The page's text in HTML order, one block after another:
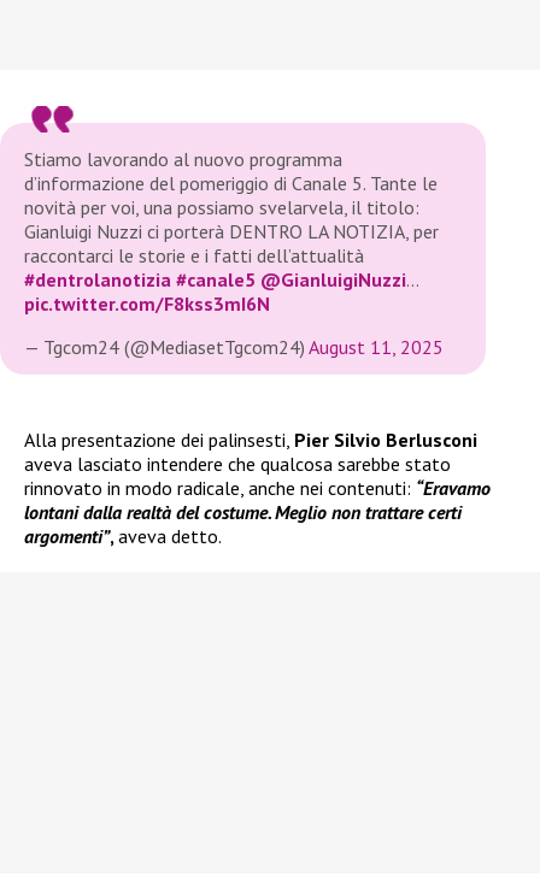
Stiamo lavorando al nuovo programma
d’informazione del pomeriggio di Canale 5. Tante le
novità per voi, una possiamo svelarvela, il titolo:
Gianluigi Nuzzi ci porterà DENTRO LA NOTIZIA, per
raccontarci le storie e i fatti dell’attualità
#dentrolanotizia #canale5 @GianluigiNuzzi…
pic.twitter.com/F8kss3mI6N
— Tgcom24 (@MediasetTgcom24) August 11, 2025
Alla presentazione dei palinsesti, Pier Silvio Berlusconi
aveva lasciato intendere che qualcosa sarebbe stato
rinnovato in modo radicale, anche nei contenuti: “Eravamo
lontani dalla realtà del costume. Meglio non trattare certi
argomenti”, aveva detto.